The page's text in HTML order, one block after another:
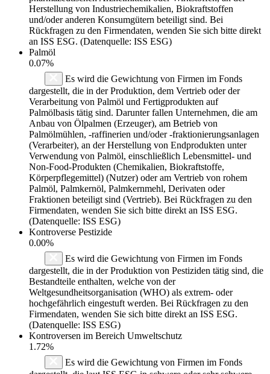
Herstellung von Industriechemikalien, Biokraftstoffen
und/oder anderen Konsumgütern beteiligt sind. Bei
Rückfragen zu den Firmendaten, wenden Sie sich bitte direkt
an ISS ESG. (Datenquelle: ISS ESG)
Palmöl
0.07%
Es wird die Gewichtung von Firmen im Fonds
dargestellt, die in der Produktion, dem Vertrieb oder der
Verarbeitung von Palmöl und Fertigprodukten auf
Palmölbasis tätig sind. Darunter fallen Unternehmen, die am
Anbau von Ölpalmen (Erzeuger), am Betrieb von
Palmölmühlen, -raffinerien und/oder -fraktionierungsanlagen
(Verarbeiter), an der Herstellung von Endprodukten unter
Verwendung von Palmöl, einschließlich Lebensmittel- und
Non-Food-Produkten (Chemikalien, Biokraftstoffe,
Körperpflegemittel) (Nutzer) oder am Vertrieb von rohem
Palmöl, Palmkernöl, Palmkernmehl, Derivaten oder
Fraktionen beteiligt sind (Vertrieb). Bei Rückfragen zu den
Firmendaten, wenden Sie sich bitte direkt an ISS ESG.
(Datenquelle: ISS ESG)
Kontroverse Pestizide
0.00%
Es wird die Gewichtung von Firmen im Fonds
dargestellt, die in der Produktion von Pestiziden tätig sind, die
Bestandteile enthalten, welche von der
Weltgesundheitsorganisation (WHO) als extrem- oder
hochgefährlich eingestuft werden. Bei Rückfragen zu den
Firmendaten, wenden Sie sich bitte direkt an ISS ESG.
(Datenquelle: ISS ESG)
Kontroversen im Bereich Umweltschutz
1.72%
Es wird die Gewichtung von Firmen im Fonds